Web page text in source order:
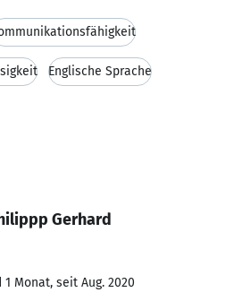
Englische Sprache
Gerhard
1 Monat, seit Aug. 2020